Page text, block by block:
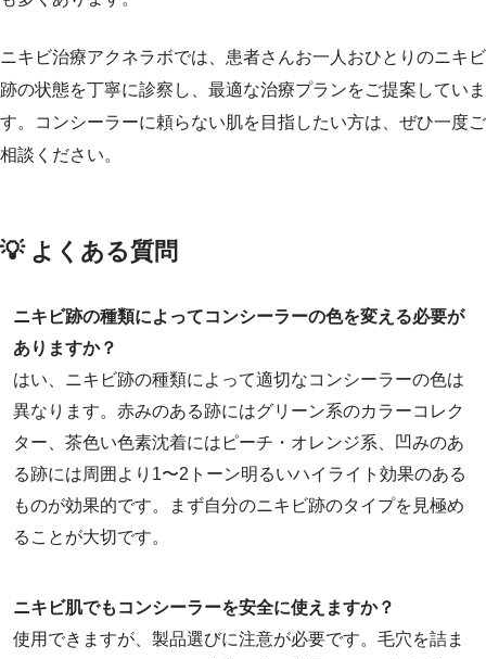
ニキビ治療アクネラボでは、患者さんお一人おひとりのニキビ
跡の状態を丁寧に診察し、最適な治療プランをご提案していま
す。コンシーラーに頼らない肌を目指したい方は、ぜひ一度ご
相談ください。
💡 よくある質問
ニキビ跡の種類によってコンシーラーの色を変える必要が
ありますか？
はい、ニキビ跡の種類によって適切なコンシーラーの色は
異なります。赤みのある跡にはグリーン系のカラーコレク
ター、茶色い色素沈着にはピーチ・オレンジ系、凹みのあ
る跡には周囲より1〜2トーン明るいハイライト効果のある
ものが効果的です。まず自分のニキビ跡のタイプを見極め
ることが大切です。
ニキビ肌でもコンシーラーを安全に使えますか？
使用できますが、製品選びに注意が必要です。毛穴を詰ま